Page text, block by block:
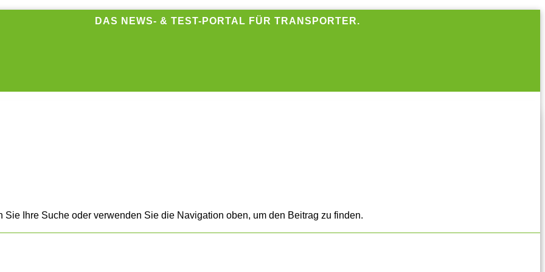
DAS NEWS- & TEST-PORTAL FÜR TRANSPORTER.
Ihre Suche oder verwenden Sie die Navigation oben, um den Beitrag zu finden.